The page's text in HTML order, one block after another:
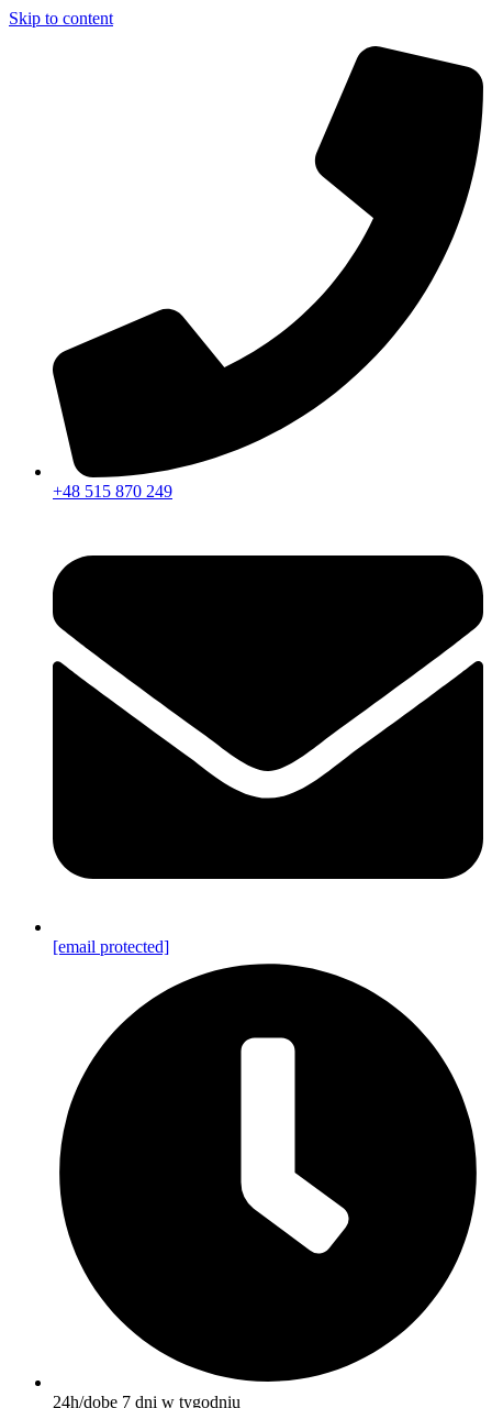
Skip to content
+48 515 870 249
[email protected]
24h/dobę 7 dni w tygodniu